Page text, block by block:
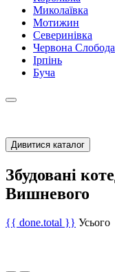
Миколаївка
Мотижин
Северинівка
Червона Слобода
Ірпінь
Буча
Дивитися каталог
Збудовані
Вишневого
{{ done.total }} Усього